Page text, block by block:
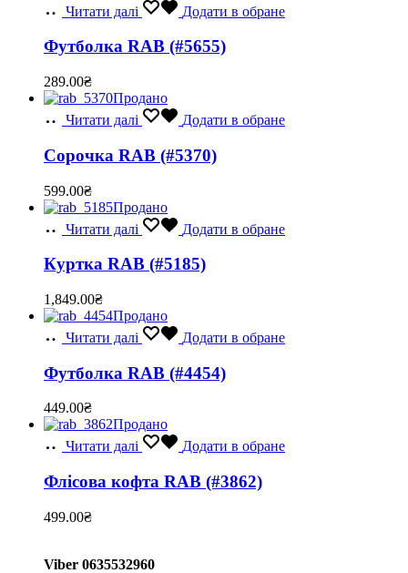
Читати далі Додати в обране
Футболка RAB (#5655)
289.00₴
Продано
Читати далі
Додати в обране
Сорочка RAB (#5370)
599.00₴
Продано
Читати далі
Додати в обране
Куртка RAB (#5185)
1,849.00₴
Продано
Читати далі
Додати в обране
Футболка RAB (#4454)
449.00₴
Продано
Читати далі
Додати в обране
Флісова кофта RAB (#3862)
499.00₴
Viber 0635532960